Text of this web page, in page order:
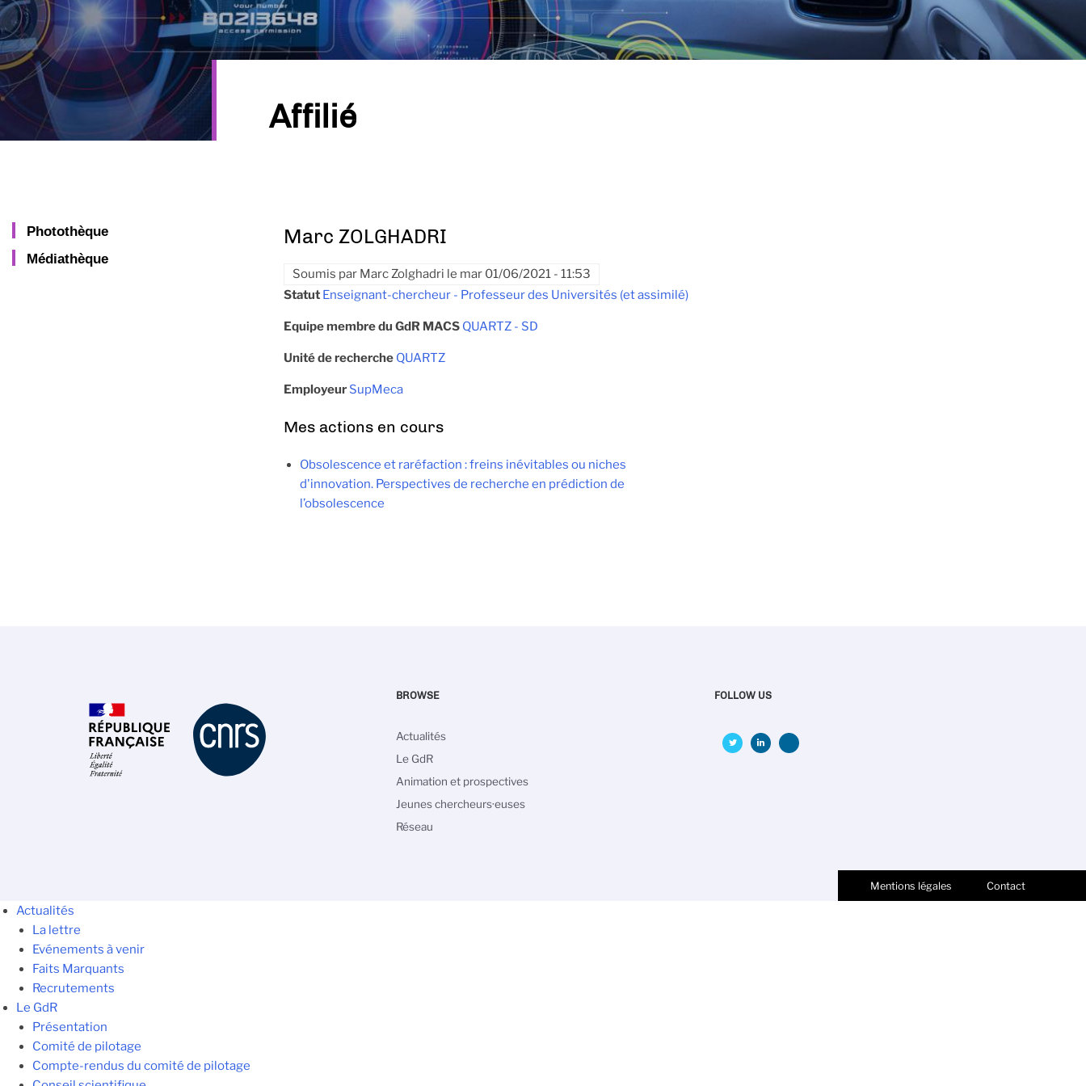
Affilié
Photothèque
Médiathèque
Marc ZOLGHADRI
Soumis par Marc Zolghadri le mar 01/06/2021 - 11:53
Statut Enseignant-chercheur - Professeur des Universités (et assimilé)
Equipe membre du GdR MACS QUARTZ - SD
Unité de recherche QUARTZ
Employeur SupMeca
Mes actions en cours
Obsolescence et raréfaction : freins inévitables ou niches
d'innovation. Perspectives de recherche en prédiction de
l’obsolescence
BROWSE
Navigation
principale
Actualités
Le GdR
Animation et prospectives
Jeunes chercheurs·euses
Réseau
FOLLOW US
Mentions légales Contact
Actualités
La lettre
Evénements à venir
Faits Marquants
Recrutements
Le GdR
Présentation
Comité de pilotage
Compte-rendus du comité de pilotage